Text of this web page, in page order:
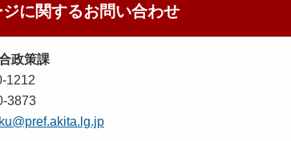
ジに関するお問い合わせ
政策課
1212
3873